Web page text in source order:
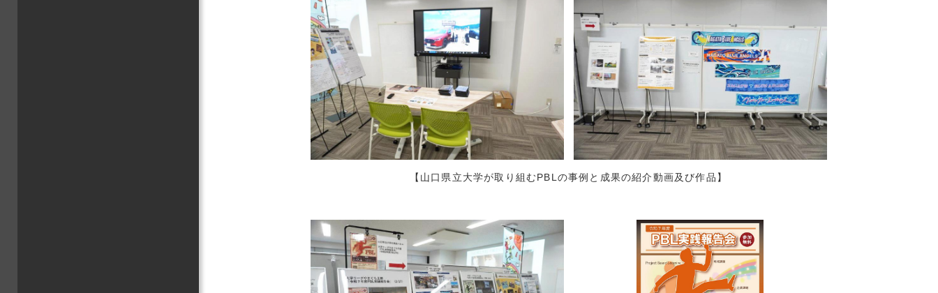
2021年11月 (8)
2021年10月 (9)
2021年9月 (7)
2021年8月 (10)
2021年7月 (8)
2021年6月 (8)
2021年5月 (6)
2021年4月 (2)
2020年12月 (3)
【山口県立大学が取り組むPBLの事例と成果の紹介動画及び作品】